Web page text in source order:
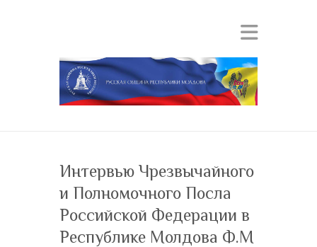
Интервью Чрезвычайного
и Полномочного Посла
Российской Федерации в
Республике Молдова Ф.М